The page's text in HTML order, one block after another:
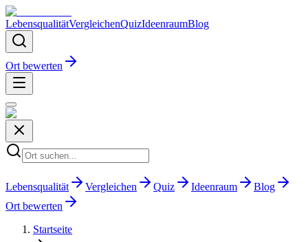
LebensqualitätVergleichenQuizIdeenraumBlog
Ort bewerten
Lebensqualität Vergleichen Quiz Ideenraum
Blog
Ort bewerten
Startseite